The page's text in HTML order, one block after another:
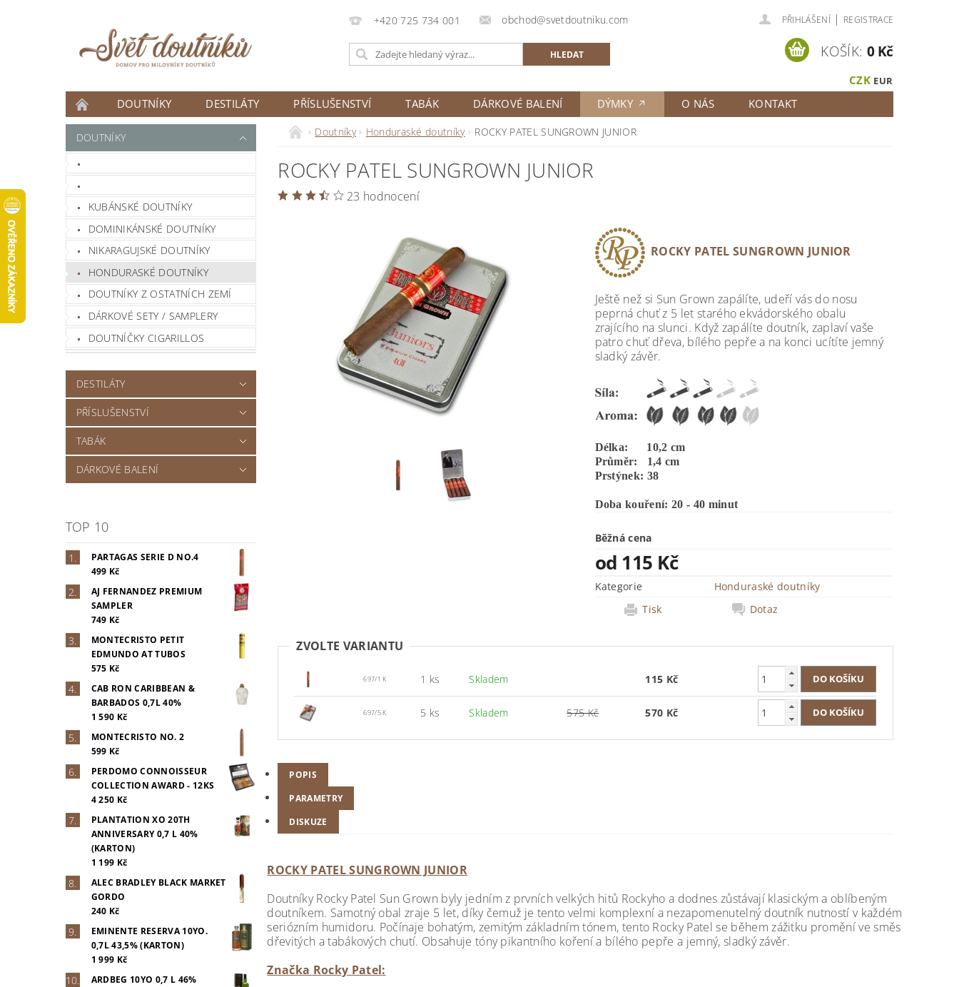
+420 725 734 001 obchod@svetdoutniku.com PŘIHLÁŠENÍ | REGISTRACE
CZK EUR
KOŠÍK: 0 Kč
DOUTNÍKY DESTILÁTY PŘÍSLUŠENSTVÍ TABÁK DÁRKOVÉ BALENÍ DÝMKY O NÁS
KONTAKT
ČLÁNKY
DOUTNÍKY
KUBÁNSKÉ DOUTNÍKY
DOMINIKÁNSKÉ DOUTNÍKY
NIKARAGUJSKÉ DOUTNÍKY
HONDURASKÉ DOUTNÍKY
DOUTNÍKY Z OSTATNÍCH ZEMÍ
DÁRKOVÉ SETY / SAMPLERY
DOUTNÍČKY CIGARILLOS
DESTILÁTY
PŘÍSLUŠENSTVÍ
TABÁK
DÁRKOVÉ BALENÍ
TOP 10
PARTAGAS SERIE D NO.4
499 Kč
AJ FERNANDEZ PREMIUM
SAMPLER
749 Kč
MONTECRISTO PETIT
EDMUNDO AT TUBOS
575 Kč
CAB RON CARIBBEAN &
BARBADOS 0,7L 40%
1 590 Kč
MONTECRISTO NO. 2
599 Kč
PERDOMO CONNOISSEUR
COLLECTION AWARD - 12KS
4 250 Kč
PLANTATION XO 20TH
ANNIVERSARY 0,7 L 40%
(KARTON)
1 199 Kč
ALEC BRADLEY BLACK MARKET
GORDO
240 Kč
EMINENTE RESERVA 10YO.
0,7L 43,5% (KARTON)
1 999 Kč
ARDBEG 10YO 0,7 L 46%
Doutníky Honduraské doutníky ROCKY PATEL SUNGROWN JUNIOR
ROCKY PATEL SUNGROWN JUNIOR
23 hodnocení
ROCKY PATEL SUNGROWN JUNIOR
Ještě než si Sun Grown zapálíte, udeří vás do nosu
peprná chuť z 5 let starého ekvádorského obalu
zrajícího na slunci. Když zapálíte doutník, zaplaví vaše
patro chuť dřeva, bílého pepře a na konci ucítíte jemný
sladký závěr.
Délka: 10,2 cm
Průměr: 1,4 cm
Prstýnek: 38
Doba kouření: 20 - 40 minut
Běžná cena
od 115 Kč
Kategorie
Honduraské doutníky
Tisk
Dotaz
ZVOLTE VARIANTU
697/1 K 1 ks Skladem 115 Kč
697/5 K 5 ks Skladem 575 Kč 570 Kč
POPIS
PARAMETRY
DISKUZE
ROCKY PATEL SUNGROWN JUNIOR
Doutníky Rocky Patel Sun Grown byly jedním z prvních velkých hitů Rockyho a dodnes zůstávají klasickým a oblíbeným
doutníkem. Samotný obal zraje 5 let, díky čemuž je tento velmi komplexní a nezapomenutelný doutník nutností v každém
seriózním humidoru. Počínaje bohatým, zemitým základním tónem, tento Rocky Patel se během zážitku promění ve směs
dřevitých a tabákových chutí. Obsahuje tóny pikantního koření a bílého pepře a jemný, sladký závěr.
Značka Rocky Patel: